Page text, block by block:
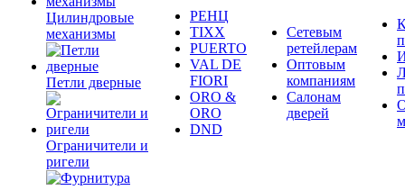
Цилиндровые
механизмы
Петли дверные
Ограничители и
ригели
РЕНЦ
TIXX
PUERTO
VAL DE
FIORI
ORO &
ORO
DND
Сетевым
ретейлерам
Оптовым
компаниям
Салонам
дверей